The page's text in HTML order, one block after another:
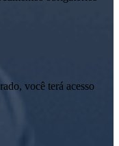
você terá acesso